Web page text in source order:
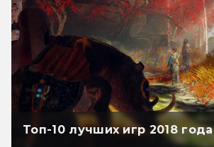
Топ-10 лучших игр 2018 года